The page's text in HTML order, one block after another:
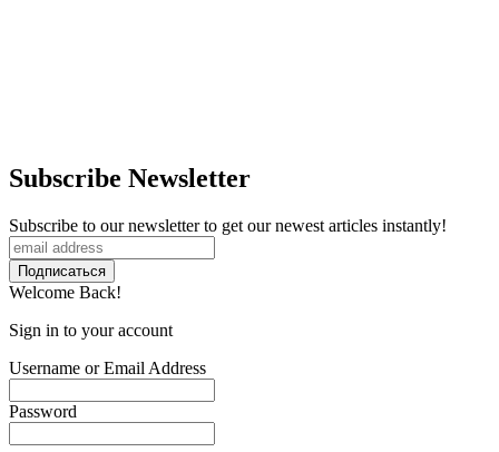
Subscribe Newsletter
Subscribe to our newsletter to get our newest articles instantly!
Welcome Back!
Sign in to your account
Username or Email Address
Password